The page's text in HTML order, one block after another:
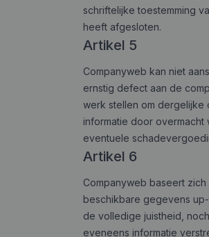
schriftelijke toestemming
heeft afgesloten.
Artikel 5
Companyweb kan niet
ernstig defect aan de
werk stellen om dergelijke
informatie door
eventuele
Artikel 6
Companyweb baseert
beschikbare gegevens
de volledige juistheid,
eveneens informatie